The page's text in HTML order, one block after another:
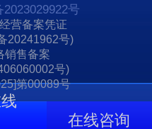
SF51113*****
号
营备案凭证
20241962号)
销售备案
号)
第00089号
在线咨询